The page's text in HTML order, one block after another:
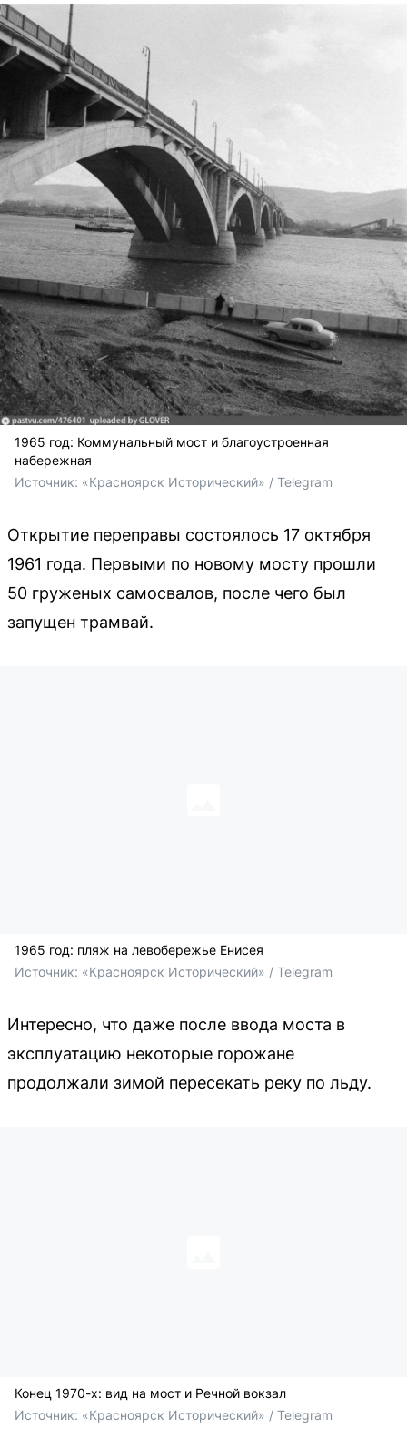
1965 год: Коммунальный мост и благоустроенная
набережная
Источник: «Красноярск Исторический» / Telegram
Открытие переправы состоялось 17 октября
1961 года. Первыми по новому мосту прошли
50 груженых самосвалов, после чего был
запущен трамвай.
1965 год: пляж на левобережье Енисея
Источник: «Красноярск Исторический» / Telegram
Интересно, что даже после ввода моста в
эксплуатацию некоторые горожане
продолжали зимой пересекать реку по льду.
Конец 1970-х: вид на мост и Речной вокзал
Источник: «Красноярск Исторический» / Telegram